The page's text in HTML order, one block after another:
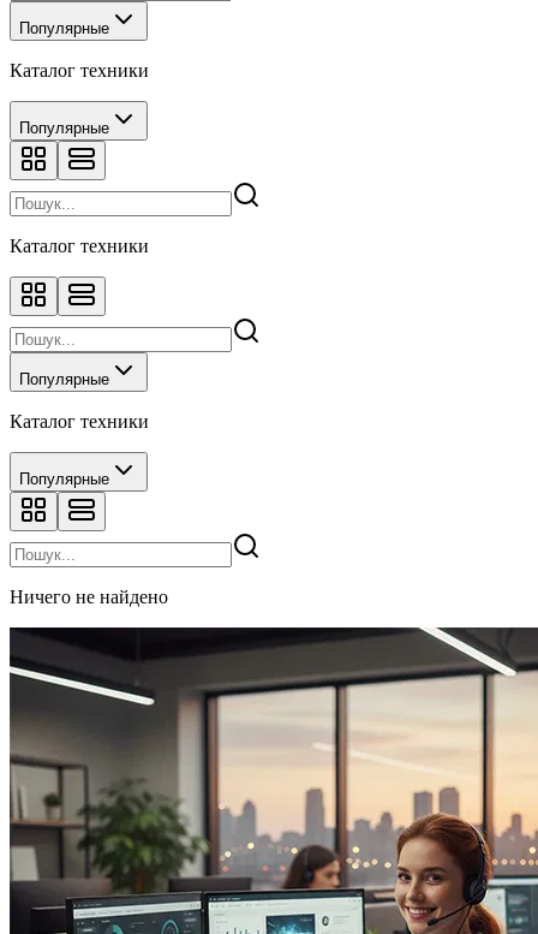
Популярные
Каталог техники
Популярные
Каталог техники
Популярные
Каталог техники
Популярные
Ничего не найдено